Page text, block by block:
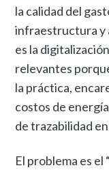
la calidad del
infraestructura y
es la
relevantes
la práctica,
costos de
de trazabilidad
El problema es el